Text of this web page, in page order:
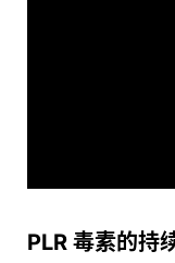
PLR 毒素的持